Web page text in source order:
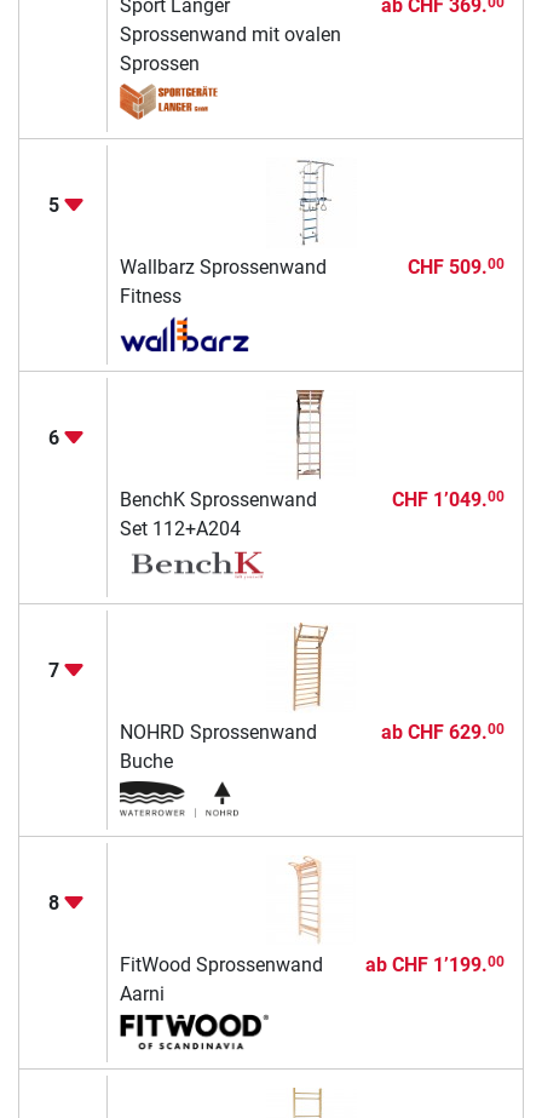
Sport Langer
Sprossenwand mit ovalen
Sprossen
ab CHF 369.
5
Wallbarz Sprossenwand
Fitness
CHF 509.00
6
BenchK Sprossenwand
Set 112+A204
CHF 1’049.00
7
NOHRD Sprossenwand
Buche
ab CHF 629.00
8
FitWood Sprossenwand
Aarni
ab CHF 1’199.00